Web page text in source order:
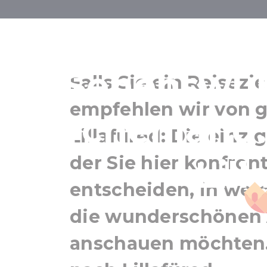
Falls Sie ein
empfehlen wir von
Lillafüred: Die
der Sie hier
entscheiden, in
die
anschauen